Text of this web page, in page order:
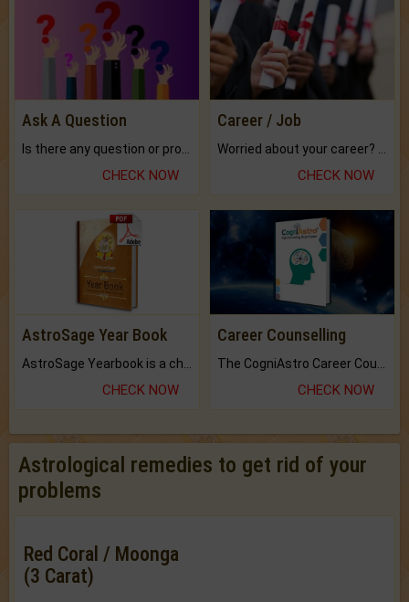
Ask A Question
CHECK NOW
Career / Job
CHECK NOW
AstroSage Year Book
CHECK NOW
Career Counselling
CHECK NOW
Astrological remedies to get rid of your
problems
Red Coral / Moonga
(3 Carat)